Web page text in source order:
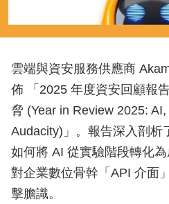
雲端與資安服務供應商
佈 「2025 年度資安回顧報
脅 (Year in Review 2025: AI,
Audacity)」。報告深入剖析
如何將 AI 從實驗階段轉化
對企業數位骨幹「API 介面
擊膽識。